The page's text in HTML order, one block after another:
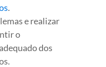
.
e realizar
o
dos